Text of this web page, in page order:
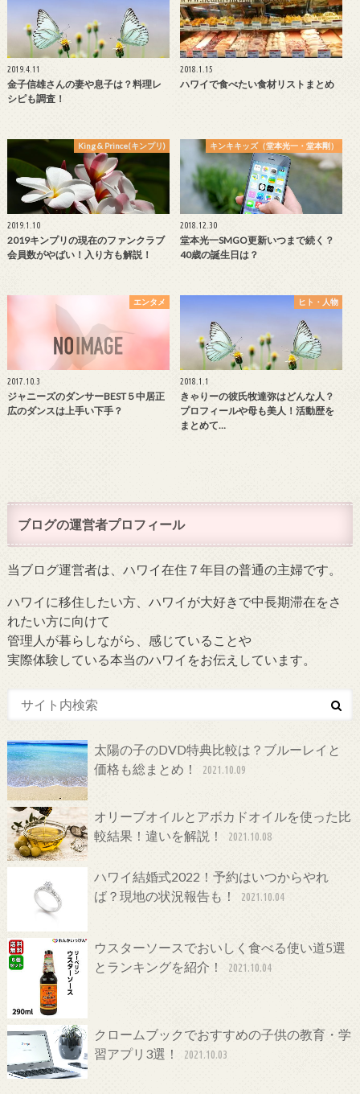
2019.4.11
金子信雄さんの妻や息子は？料理レ
シピも調査！
2018.1.15
ハワイで食べたい食材リストまとめ
King & Prince(キンプリ)
2019.1.10
2019キンプリの現在のファンクラブ
会員数がやばい！入り方も解説！
キンキキッズ（堂本光一・堂本剛）
2018.12.30
堂本光一SMGO更新いつまで続く？
40歳の誕生日は？
エンタメ
2017.10.3
ジャニーズのダンサーBEST５中居正
広のダンスは上手い下手？
ヒト・人物
2018.1.1
きゃりーの彼氏牧達弥はどんな人？
プロフィールや母も美人！活動歴を
まとめて…
ブログの運営者プロフィール
当ブログ運営者は、ハワイ在住７年目の普通の主婦です。
ハワイに移住したい方、ハワイが大好きで中長期滞在をさ
れたい方に向けて
管理人が暮らしながら、感じていることや
実際体験している本当のハワイをお伝えしています。
太陽の子のDVD特典比較は？ブルーレイと
価格も総まとめ！
2021.10.09
オリーブオイルとアボカドオイルを使った比
較結果！違いを解説！
2021.10.08
ハワイ結婚式2022！予約はいつからやれ
ば？現地の状況報告も！
2021.10.04
ウスターソースでおいしく食べる使い道5選
とランキングを紹介！
2021.10.04
クロームブックでおすすめの子供の教育・学
習アプリ3選！
2021.10.03